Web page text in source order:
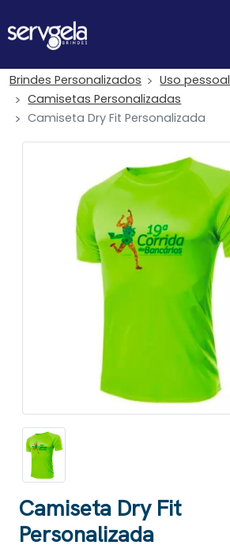
Brindes Personalizados
Uso pessoal
Camisetas Personalizadas
Camiseta Dry Fit Personalizada
Camiseta Dry Fit
Personalizada